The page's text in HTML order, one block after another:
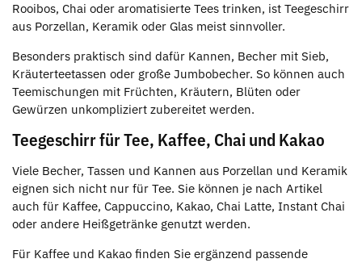
Rooibos, Chai oder aromatisierte Tees trinken, ist Teegeschirr
aus Porzellan, Keramik oder Glas meist sinnvoller.
Besonders praktisch sind dafür Kannen, Becher mit Sieb,
Kräuterteetassen oder große Jumbobecher. So können auch
Teemischungen mit Früchten, Kräutern, Blüten oder
Gewürzen unkompliziert zubereitet werden.
Teegeschirr für Tee, Kaffee, Chai und Kakao
Viele Becher, Tassen und Kannen aus Porzellan und Keramik
eignen sich nicht nur für Tee. Sie können je nach Artikel
auch für Kaffee, Cappuccino, Kakao, Chai Latte, Instant Chai
oder andere Heißgetränke genutzt werden.
Für Kaffee und Kakao finden Sie ergänzend passende